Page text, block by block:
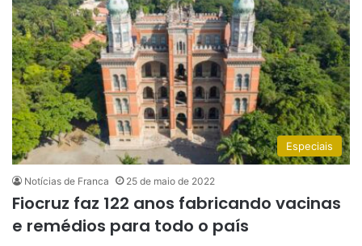
Especiais
Notícias de Franca 25 de maio de 2022
Fiocruz faz 122 anos fabricando vacinas
e remédios para todo o país